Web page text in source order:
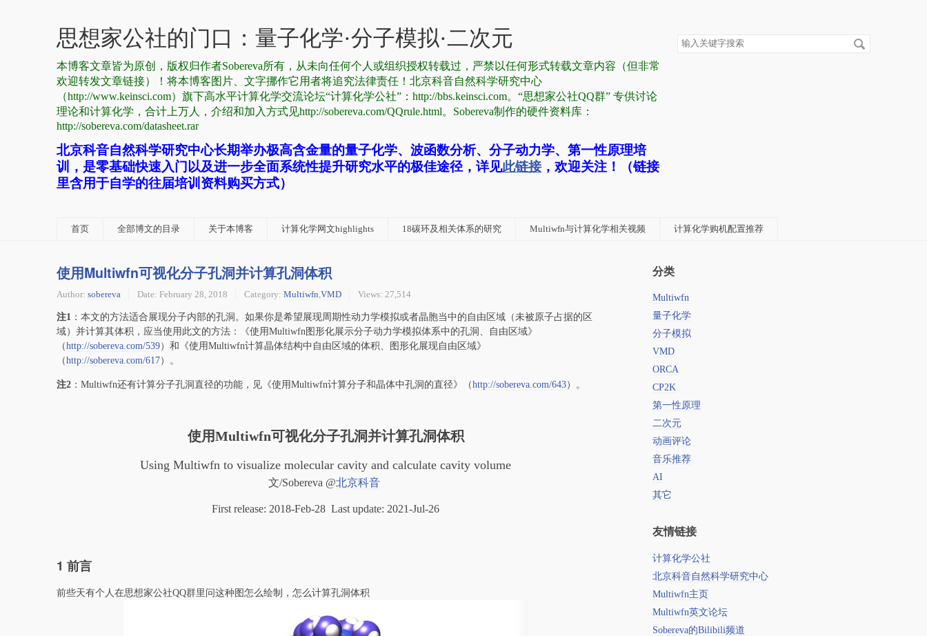
思想家公社的门口：量子化学·分子模拟·二次元
本博客文章皆为原创，版权归作者Sobereva所有，从未向任何个人或组织授权转载过，严禁以任何形式转载文章内容（但非常
欢迎转发文章链接）！将本博客图片、文字挪作它用者将追究法律责任！北京科音自然科学研究中心
（http://www.keinsci.com）旗下高水平计算化学交流论坛“计算化学公社”：http://bbs.keinsci.com。“思想家公社QQ群” 专供讨论
理论和计算化学，合计上万人，介绍和加入方式见http://sobereva.com/QQrule.html。Sobereva制作的硬件资料库：
http://sobereva.com/datasheet.rar
北京科音自然科学研究中心长期举办极高含金量的量子化学、波函数分析、分子动力学、第一性原理培
训，是零基础快速入门以及进一步全面系统性提升研究水平的极佳途径，详见此链接，欢迎关注！（链接
里含用于自学的往届培训资料购买方式）
搜
首页 全部博文的目录 关于本博客 计算化学网文highlights 18碳环及相关体系的研究 Multiwfn与计算化学相关视频 计算化学购机配置推荐
使用Multiwfn可视化分子孔洞并计算孔洞体积
Author: sobereva Date: February 28, 2018 Category: Multiwfn,VMD Views: 27,514
注1 ：本文的方法适合展现分子内部的孔洞。如果你是希望展现周期性动力学模拟或者晶胞当中的自由区域（未被原子占据的区
域）并计算其体积，应当使用此文的方法：《使用Multiwfn图形化展示分子动力学模拟体系中的孔洞、自由区域》
（http://sobereva.com/539）和《使用Multiwfn计算晶体结构中自由区域的体积、图形化展现自由区域》
（http://sobereva.com/617）。
注2 ：Multiwfn还有计算分子孔洞直径的功能，见《使用Multiwfn计算分子和晶体中孔洞的直径》（http://sobereva.com/643）。
使用Multiwfn可视化分子孔洞并计算孔洞体积
Using Multiwfn to visualize molecular cavity and calculate cavity volume
文/Sobereva @北京科音
First release: 2018-Feb-28 Last update: 2021-Jul-26
1 前言
前些天有个人在思想家公社QQ群里问这种图怎么绘制，怎么计算孔洞体积
分类
Multiwfn
量子化学
分子模拟
VMD
ORCA
CP2K
第一性原理
二次元
动画评论
音乐推荐
AI
其它
友情链接
计算化学公社
北京科音自然科学研究中心
Multiwfn主页
Multiwfn英文论坛
Sobereva的Bilibili频道